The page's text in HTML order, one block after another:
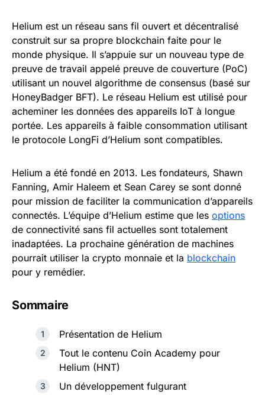
Helium est un réseau sans fil ouvert et décentralisé
construit sur sa propre blockchain faite pour le
monde physique. Il s’appuie sur un nouveau type de
preuve de travail appelé preuve de couverture (PoC)
utilisant un nouvel algorithme de consensus (basé sur
HoneyBadger BFT). Le réseau Helium est utilisé pour
acheminer les données des appareils IoT à longue
portée. Les appareils à faible consommation utilisant
le protocole LongFi d’Helium sont compatibles.
Helium a été fondé en 2013. Les fondateurs, Shawn
Fanning, Amir Haleem et Sean Carey se sont donné
pour mission de faciliter la communication d’appareils
connectés. L’équipe d’Helium estime que les options
de connectivité sans fil actuelles sont totalement
inadaptées. La prochaine génération de machines
pourrait utiliser la crypto monnaie et la blockchain
pour y remédier.
Sommaire
Présentation de Helium
Tout le contenu Coin Academy pour
Helium (HNT)
Un développement fulgurant